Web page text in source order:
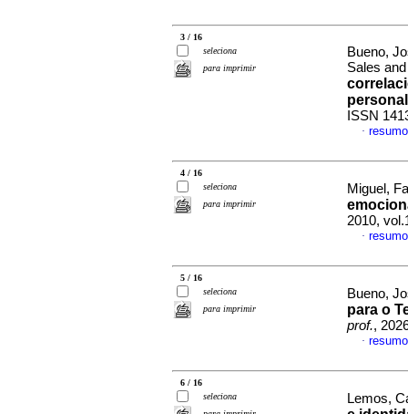
3 / 16
seleciona
para imprimir
Bueno,
Sales
ISSN
·
4 / 16
seleciona
para imprimir
Miguel,
2010,
·
5 / 16
seleciona
para imprimir
Bueno,
para o
prof.,
·
6 / 16
seleciona
Lemos,